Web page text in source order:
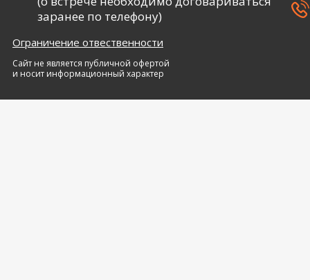
заранее по телефону)
Ограничение отвественности
Сайт не является публичной офертой
и носит информационный характер